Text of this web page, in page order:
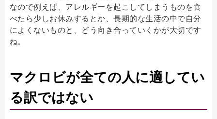
なので例えば、アレルギーを起こしてしまうものを食
べたら少しお休みするとか、長期的な生活の中で自分
によくないものと、どう向き合っていくかが大切です
ね。
マクロビが全ての人に適してい
る訳ではない